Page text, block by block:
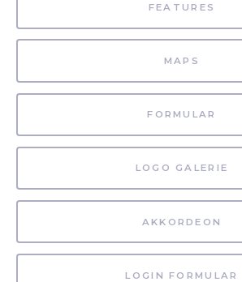
FEATURES
MAPS
FORMULAR
LOGO GALERIE
AKKORDEON
LOGIN FORMULAR